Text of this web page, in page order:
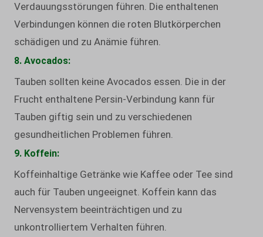
Verdauungsstörungen führen. Die enthaltenen
Verbindungen können die roten Blutkörperchen
schädigen und zu Anämie führen.
8. Avocados:
Tauben sollten keine Avocados essen. Die in der
Frucht enthaltene Persin-Verbindung kann für
Tauben giftig sein und zu verschiedenen
gesundheitlichen Problemen führen.
9. Koffein:
Koffeinhaltige Getränke wie Kaffee oder Tee sind
auch für Tauben ungeeignet. Koffein kann das
Nervensystem beeinträchtigen und zu
unkontrolliertem Verhalten führen.